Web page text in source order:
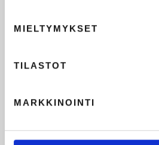
MIELTYMYKSET
TILASTOT
MARKKINOINTI